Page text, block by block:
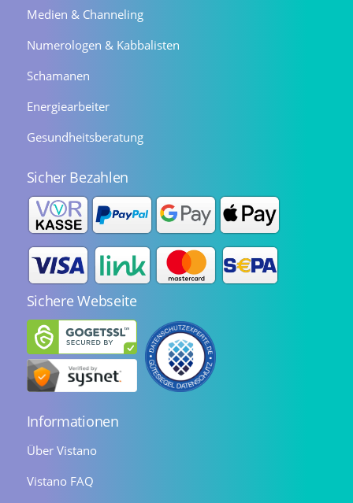
Medien & Channeling
Numerologen & Kabbalisten
Schamanen
Energiearbeiter
Gesundheitsberatung
Sicher Bezahlen
Sichere Webseite
Informationen
Über Vistano
Vistano FAQ